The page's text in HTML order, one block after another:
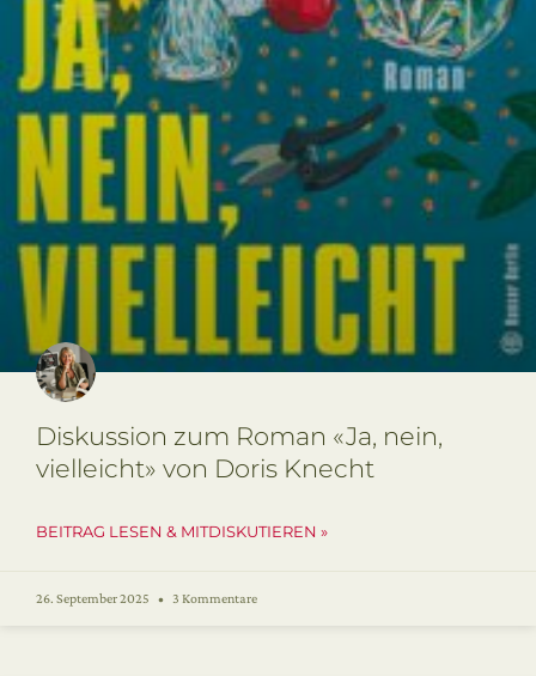
Diskussion zum Roman «Ja, nein,
vielleicht» von Doris Knecht
BEITRAG LESEN & MITDISKUTIEREN »
26. September 2025 3 Kommentare